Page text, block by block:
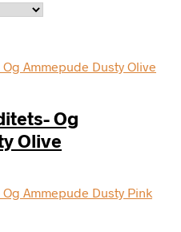
Og
Olive